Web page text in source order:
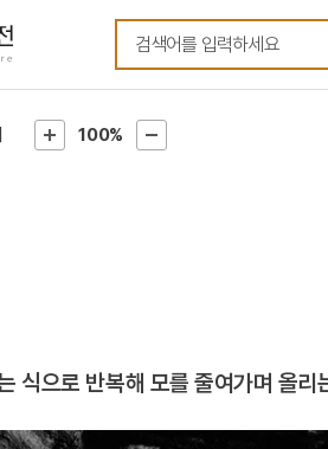
100%
식으로 반복해 모를 줄여가며 올